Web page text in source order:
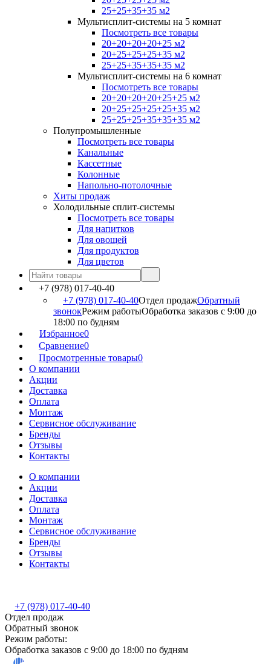
25+25+35+35 м2
Мультисплит-системы на 5 комнат
Посмотреть все товары
20+20+20+20+25 м2
20+25+25+25+35 м2
25+25+35+35+35 м2
Мультисплит-системы на 6 комнат
Посмотреть все товары
20+20+20+20+25+25 м2
20+25+25+25+25+35 м2
25+25+25+35+35+35 м2
Полупромышленные
Посмотреть все товары
Канальные
Кассетные
Колонные
Напольно-потолочные
Хиты продаж
Холодильные сплит-системы
Посмотреть все товары
Для напитков
Для овощей
Для продуктов
Для цветов
+7 (978) 017-40-40
+7 (978) 017-40-40Отдел продажОбратный
звонокРежим работыОбработка заказов с 9:00 до
18:00 по будням
Избранное0
Сравнение0
Просмотренные товары0
О компании
Акции
Доставка
Оплата
Монтаж
Сервисное обслуживание
Бренды
Отзывы
Контакты
О компании
Акции
Доставка
Оплата
Монтаж
Сервисное обслуживание
Бренды
Отзывы
Контакты
+7 (978) 017-40-40
Отдел продаж
Обратный звонок
Режим работы:
Обработка заказов с 9:00 до 18:00 по будням